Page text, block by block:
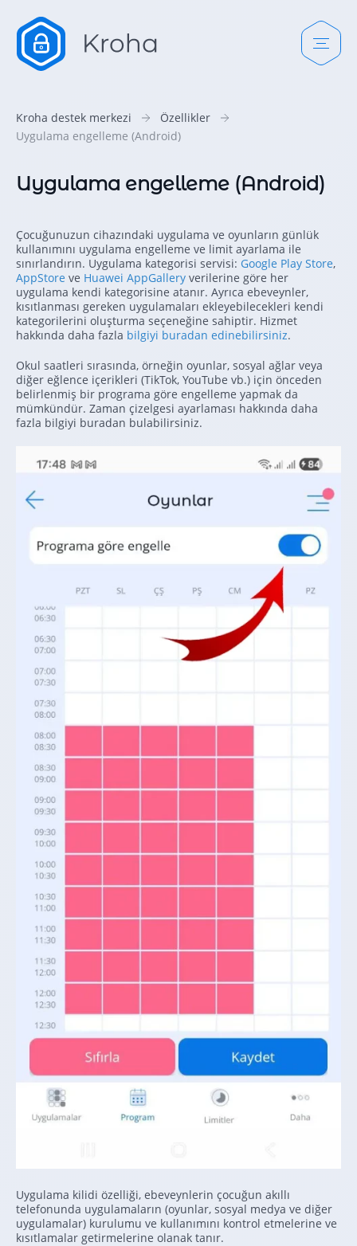
Kroha destek merkezi
Özellikler
Uygulama engelleme (Android)
Uygulama engelleme (Android)
Çocuğunuzun cihazındaki uygulama ve oyunların günlük
kullanımını uygulama engelleme ve limit ayarlama ile
sınırlandırın. Uygulama kategorisi servisi: Google Play Store,
AppStore ve Huawei AppGallery verilerine göre her
uygulama kendi kategorisine atanır. Ayrıca ebeveynler,
kısıtlanması gereken uygulamaları ekleyebilecekleri kendi
kategorilerini oluşturma seçeneğine sahiptir. Hizmet
hakkında daha fazla bilgiyi buradan edinebilirsiniz.
Okul saatleri sırasında, örneğin oyunlar, sosyal ağlar veya
diğer eğlence içerikleri (TikTok, YouTube vb.) için önceden
belirlenmiş bir programa göre engelleme yapmak da
mümkündür. Zaman çizelgesi ayarlaması hakkında daha
fazla bilgiyi buradan bulabilirsiniz.
Uygulama kilidi özelliği, ebeveynlerin çocuğun akıllı
telefonunda uygulamaların (oyunlar, sosyal medya ve diğer
uygulamalar) kurulumu ve kullanımını kontrol etmelerine ve
kısıtlamalar getirmelerine olanak tanır.